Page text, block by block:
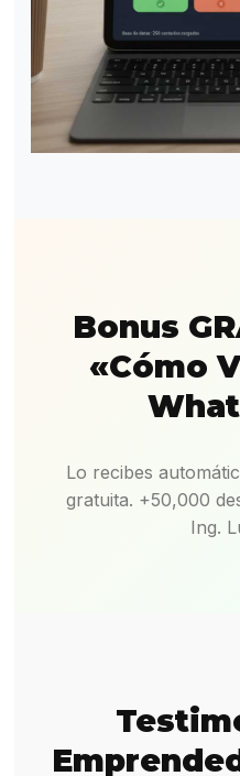
Bonus
«Cómo
Lo recibes
gratuita. +50,000
Ing.